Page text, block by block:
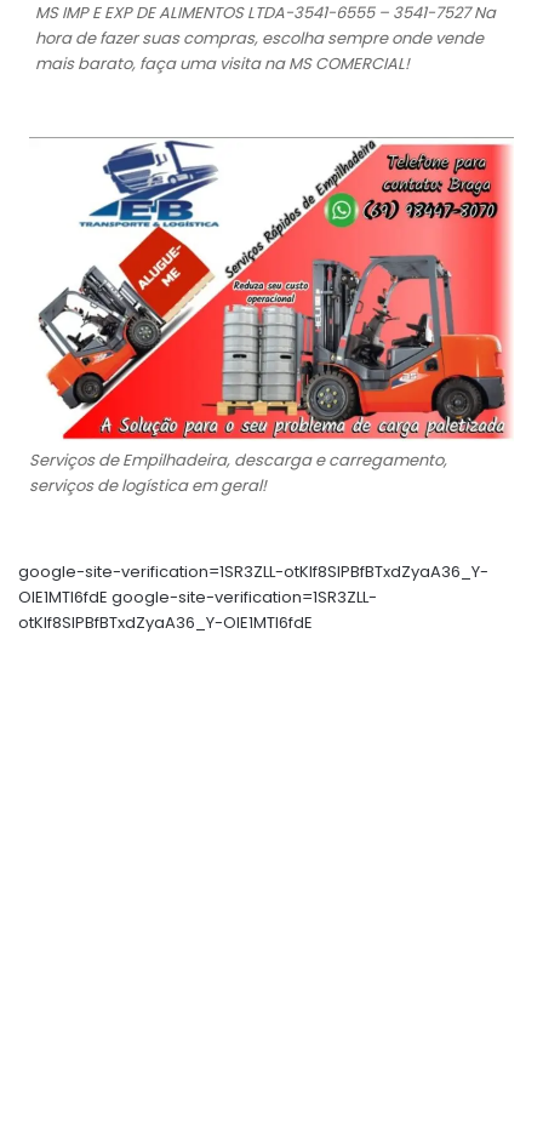
MS IMP E EXP DE ALIMENTOS LTDA-3541-6555 – 3541-7527 Na
hora de fazer suas compras, escolha sempre onde vende
mais barato, faça uma visita na MS COMERCIAL!
Serviços de Empilhadeira, descarga e carregamento,
serviços de logística em geral!
google-site-verification=1SR3ZLL-otKIf8SlPBfBTxdZyaA36_Y-
OIE1MTl6fdE google-site-verification=1SR3ZLL-
otKIf8SlPBfBTxdZyaA36_Y-OIE1MTl6fdE